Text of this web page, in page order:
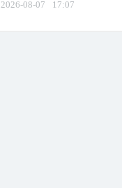
2026-08-07 17:07